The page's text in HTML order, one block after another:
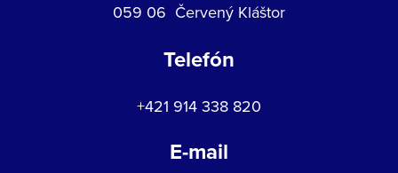
059 06 Červený Kláštor
Telefón
+421 914 338 820
E-mail